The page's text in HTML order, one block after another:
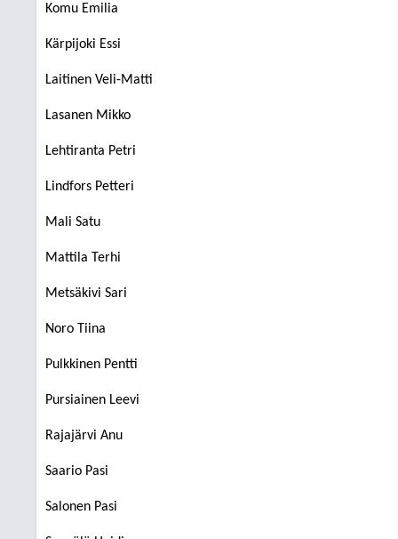
Komu Emilia
Kärpijoki Essi
Laitinen Veli-Matti
Lasanen Mikko
Lehtiranta Petri
Lindfors Petteri
Mali Satu
Mattila Terhi
Metsäkivi Sari
Noro Tiina
Pulkkinen Pentti
Pursiainen Leevi
Rajajärvi Anu
Saario Pasi
Salonen Pasi